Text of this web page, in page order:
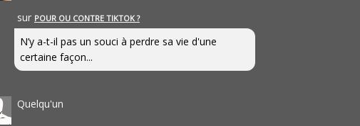
sur POUR OU CONTRE TIKTOK ?
N’y a-t-il pas un souci à perdre sa vie d'une
certaine façon...
Quelqu'un